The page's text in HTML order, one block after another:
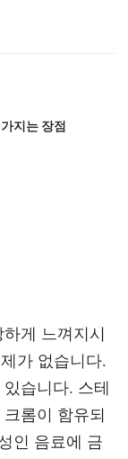
?
지는 장점
게 느껴지시
가 없습니다.
습니다. 스테
롬이 함유되
인 음료에 금